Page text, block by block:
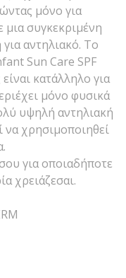
μόνο για
συγκεκριμένη
αντηλιακό. Το
Sun Care SPF
κατάλληλο για
μόνο φυσικά
υψηλή αντηλιακή
να χρησιμοποιηθεί
για οποιαδήποτε
χρειάζεσαι.